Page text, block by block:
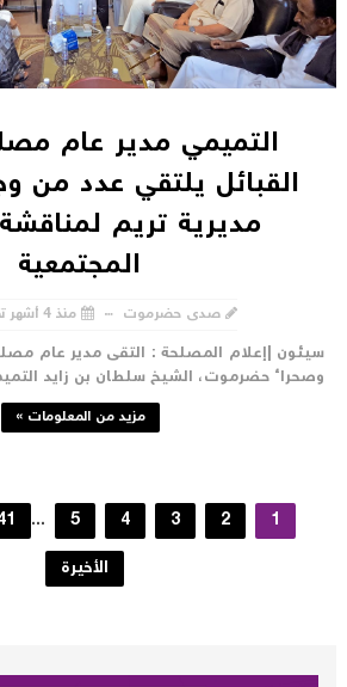
التميمي مدير عام
القبائل يلتقي عدد من
مديرية تريم لمناقشة
المجتمعية
صدى حضرموت منذ 4 أشهر تقريبا
|إعلام المصلحة : التقى مدير عام مصلحة
حضرموت، الشيخ سلطان بن زايد
مزيد من المعلومات »
941
الأخيرة